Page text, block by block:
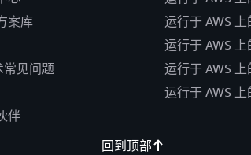
案库
常见问题
伴
运行于 AWS
运行于 AWS 上
运行于 AWS 上
运行于 AWS
回到顶部